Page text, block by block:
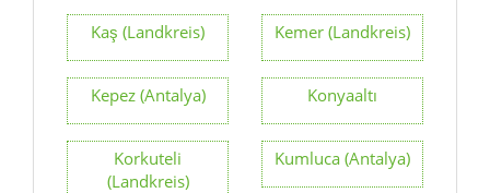
Kaş (Landkreis) Kemer (Landkreis)
Kepez (Antalya) Konyaaltı
Korkuteli
(Landkreis)
Kumluca (Antalya)